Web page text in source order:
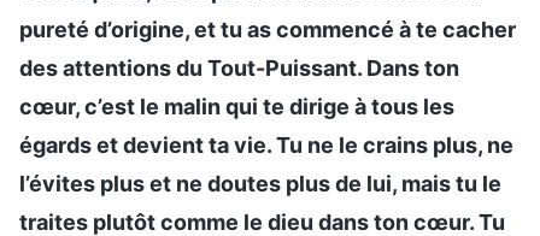
pureté d’origine, et tu as commencé à te cacher
des attentions du Tout-Puissant. Dans ton
cœur, c’est le malin qui te dirige à tous les
égards et devient ta vie. Tu ne le crains plus, ne
l’évites plus et ne doutes plus de lui, mais tu le
traites plutôt comme le dieu dans ton cœur. Tu